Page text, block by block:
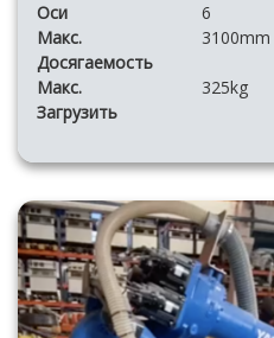
Оси
6
Макс.
Досягаемость
3100mm
Макс.
Загрузить
325kg